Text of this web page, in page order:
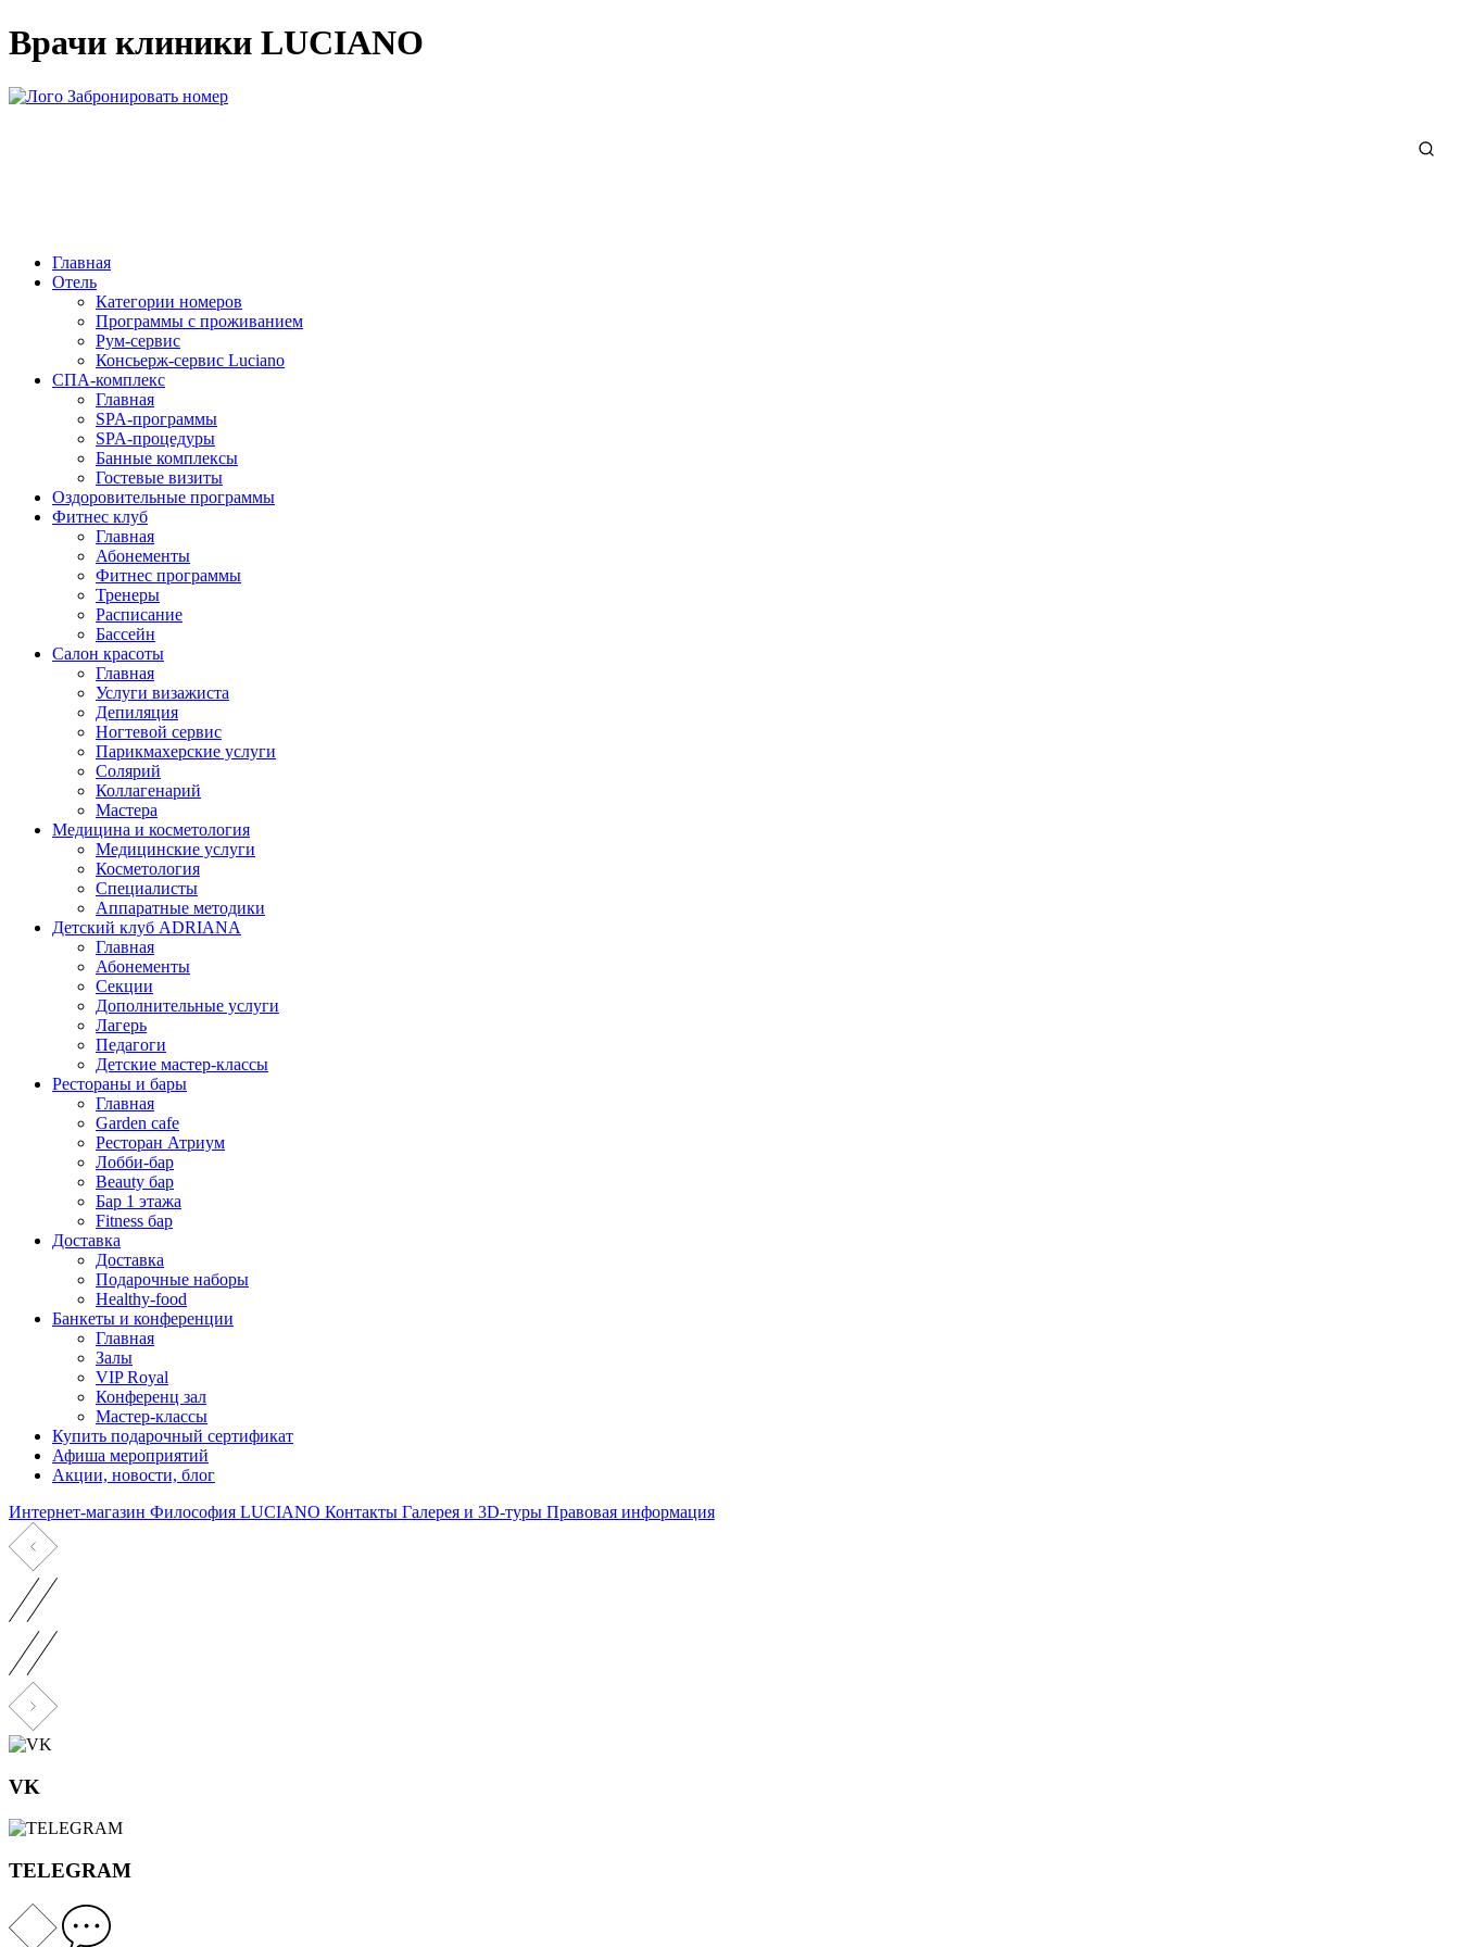
Врачи клиники LUCIANO
Забронировать номер
Главная
Отель
Категории номеров
Программы с проживанием
Рум-сервис
Консьерж-сервис Luciano
СПА-комплекс
Главная
SPA-программы
SPA-процедуры
Банные комплексы
Гостевые визиты
Оздоровительные программы
Фитнес клуб
Главная
Абонементы
Фитнес программы
Тренеры
Расписание
Бассейн
Салон красоты
Главная
Услуги визажиста
Депиляция
Ногтевой сервис
Парикмахерские услуги
Солярий
Коллагенарий
Мастера
Медицина и косметология
Медицинские услуги
Косметология
Специалисты
Аппаратные методики
Детский клуб ADRIANA
Главная
Абонементы
Секции
Дополнительные услуги
Лагерь
Педагоги
Детские мастер-классы
Рестораны и бары
Главная
Garden cafe
Ресторан Атриум
Лобби-бар
Beauty бар
Бар 1 этажа
Fitness бар
Доставка
Доставка
Подарочные наборы
Healthy-food
Банкеты и конференции
Главная
Залы
VIP Royal
Конференц зал
Мастер-классы
Купить подарочный сертификат
Афиша мероприятий
Акции, новости, блог
Интернет-магазин Философия LUCIANO Контакты Галерея и 3D-туры Правовая информация
VK
TELEGRAM